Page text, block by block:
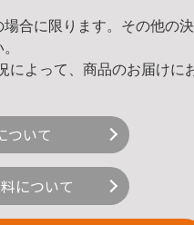
合に限ります。その他の
によって、商品のお届けに
ついて
について